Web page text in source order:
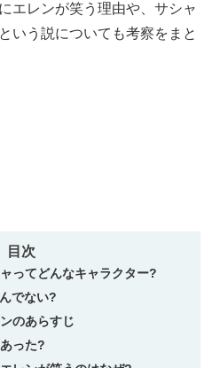
エレンが笑う理由や、サシャ
いう説についても考察をまと
目次
ってどんなキャラクター?
でない?
のあらすじ
った?